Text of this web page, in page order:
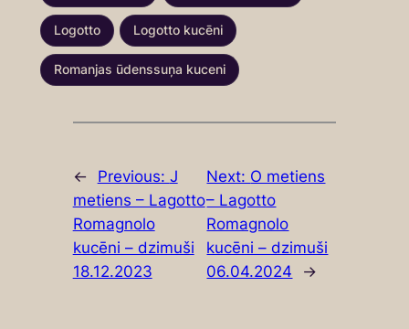
Logotto Logotto kucēni
Romanjas ūdenssuņa kuceni
← Previous: J
metiens – Lagotto
Romagnolo
kucēni – dzimuši
18.12.2023
Next: O metiens
– Lagotto
Romagnolo
kucēni – dzimuši
06.04.2024
→